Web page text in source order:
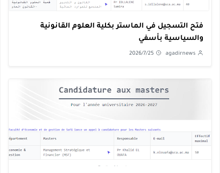
فتح التسجيل في الماستر بكلية العلوم القانونية
والسياسية بأسفي
agadirnews
2026/7/25